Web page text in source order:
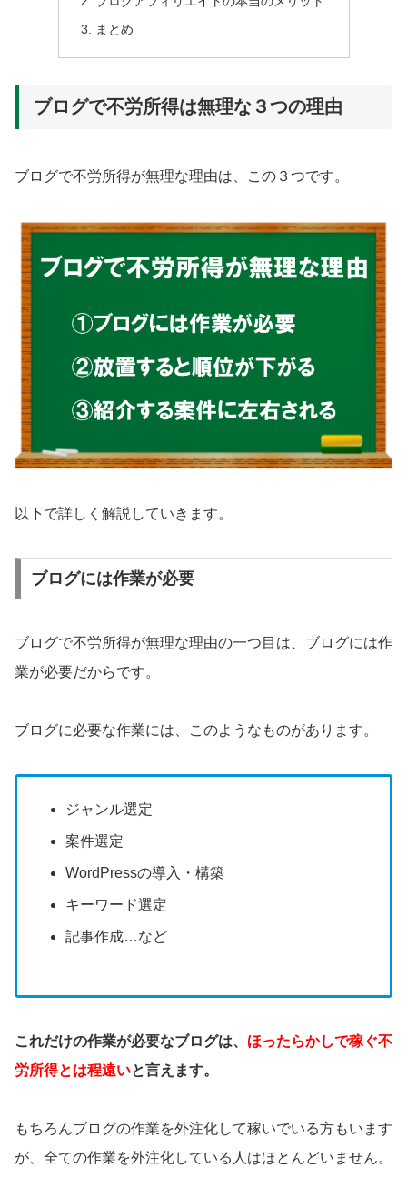
まとめ
ブログで不労所得は無理な３つの理由
ブログで不労所得が無理な理由は、この３つです。
以下で詳しく解説していきます。
ブログには作業が必要
ブログで不労所得が無理な理由の一つ目は、ブログには作
業が必要だからです。
ブログに必要な作業には、このようなものがあります。
ジャンル選定
案件選定
WordPressの導入・構築
キーワード選定
記事作成…など
これだけの作業が必要なブログは、 ほったらかしで稼ぐ不
労所得とは程遠いと言えます。
もちろんブログの作業を外注化して稼いでいる方もいます
が、全ての作業を外注化している人はほとんどいません。